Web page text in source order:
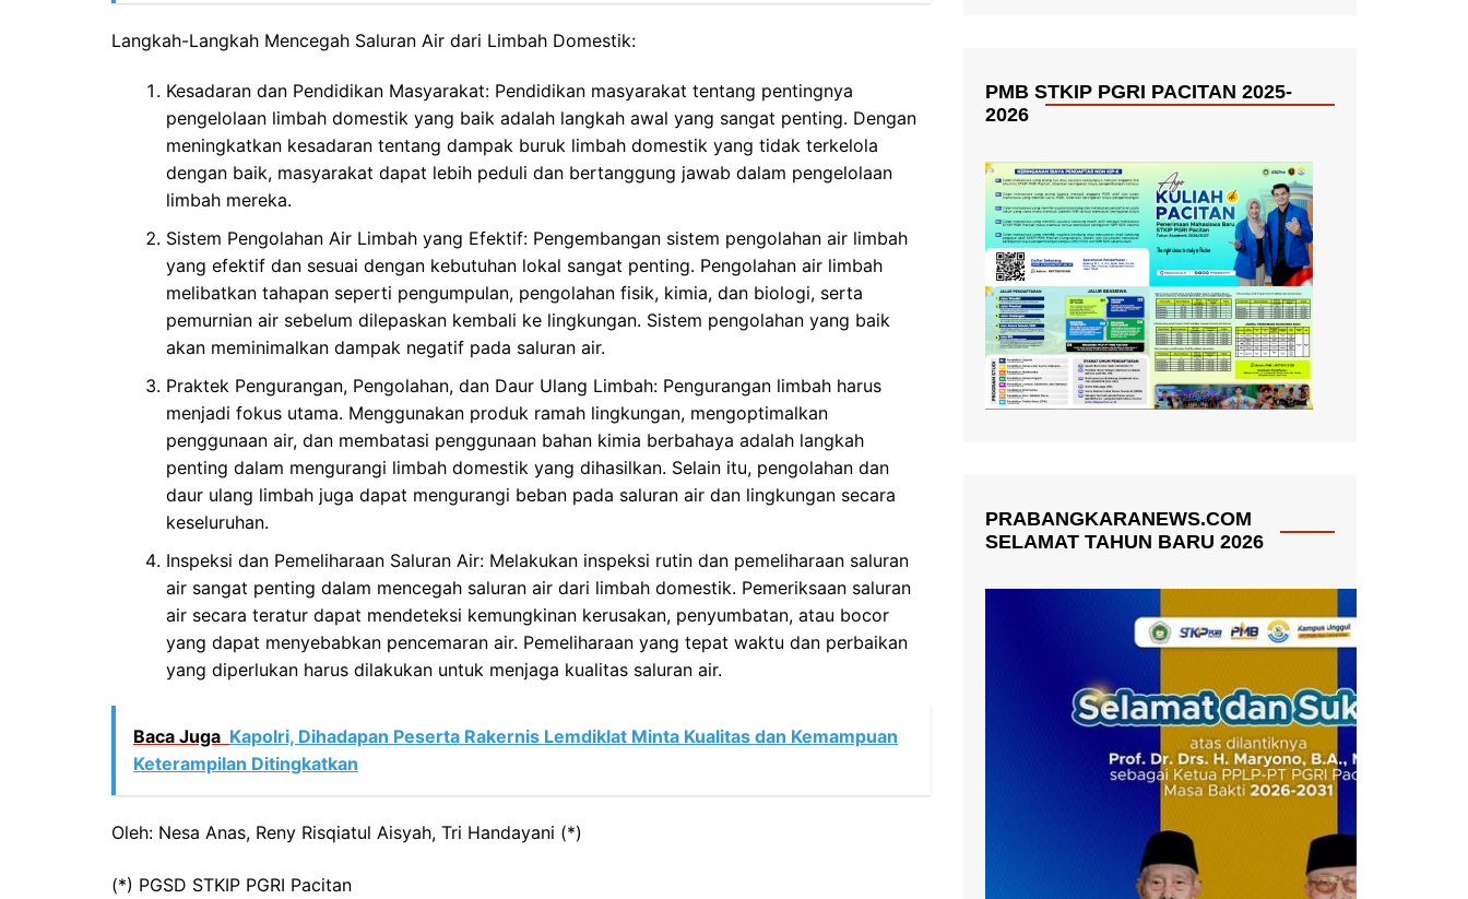
Langkah-Langkah Mencegah Saluran Air dari Limbah Domestik:
Kesadaran dan Pendidikan Masyarakat: Pendidikan masyarakat tentang pentingnya
pengelolaan limbah domestik yang baik adalah langkah awal yang sangat penting. Dengan
meningkatkan kesadaran tentang dampak buruk limbah domestik yang tidak terkelola
dengan baik, masyarakat dapat lebih peduli dan bertanggung jawab dalam pengelolaan
limbah mereka.
Sistem Pengolahan Air Limbah yang Efektif: Pengembangan sistem pengolahan air limbah
yang efektif dan sesuai dengan kebutuhan lokal sangat penting. Pengolahan air limbah
melibatkan tahapan seperti pengumpulan, pengolahan fisik, kimia, dan biologi, serta
pemurnian air sebelum dilepaskan kembali ke lingkungan. Sistem pengolahan yang baik
akan meminimalkan dampak negatif pada saluran air.
Praktek Pengurangan, Pengolahan, dan Daur Ulang Limbah: Pengurangan limbah harus
menjadi fokus utama. Menggunakan produk ramah lingkungan, mengoptimalkan
penggunaan air, dan membatasi penggunaan bahan kimia berbahaya adalah langkah
penting dalam mengurangi limbah domestik yang dihasilkan. Selain itu, pengolahan dan
daur ulang limbah juga dapat mengurangi beban pada saluran air dan lingkungan secara
keseluruhan.
Inspeksi dan Pemeliharaan Saluran Air: Melakukan inspeksi rutin dan pemeliharaan saluran
air sangat penting dalam mencegah saluran air dari limbah domestik. Pemeriksaan saluran
air secara teratur dapat mendeteksi kemungkinan kerusakan, penyumbatan, atau bocor
yang dapat menyebabkan pencemaran air. Pemeliharaan yang tepat waktu dan perbaikan
yang diperlukan harus dilakukan untuk menjaga kualitas saluran air.
Baca Juga Kapolri, Dihadapan Peserta Rakernis Lemdiklat Minta Kualitas dan Kemampuan
Keterampilan Ditingkatkan
Oleh: Nesa Anas, Reny Risqiatul Aisyah, Tri Handayani (*)
(*) PGSD STKIP PGRI Pacitan
PMB STKIP PGRI PACITAN 2025-
2026
PRABANGKARANEWS.COM
SELAMAT TAHUN BARU 2026